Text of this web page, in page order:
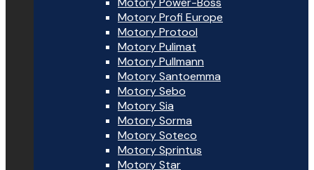
Motory Profi Europe
Motory Protool
Motory Pulimat
Motory Pullmann
Motory Santoemma
Motory Sebo
Motory Sia
Motory Sorma
Motory Soteco
Motory Sprintus
Motory Star